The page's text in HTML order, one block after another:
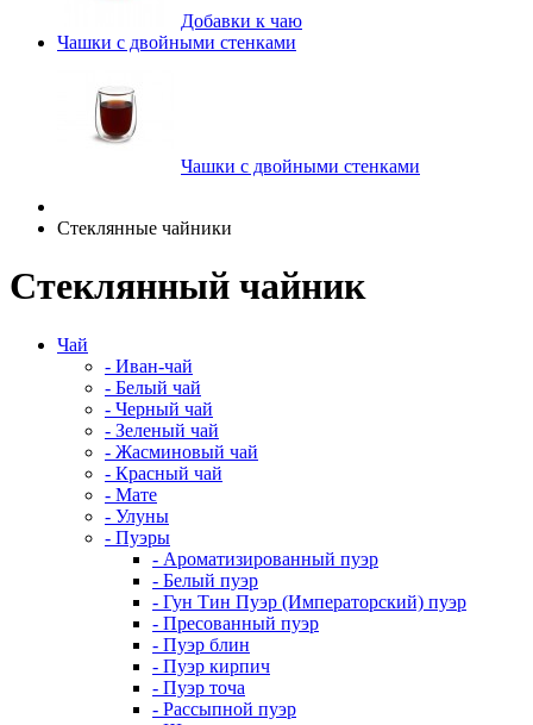
Добавки к чаю
Чашки с двойными стенками
Чашки с двойными стенками
Стеклянные чайники
Стеклянный чайник
Чай
- Иван-чай
- Белый чай
- Черный чай
- Зеленый чай
- Жасминовый чай
- Красный чай
- Мате
- Улуны
- Пуэры
- Ароматизированный пуэр
- Белый пуэр
- Гун Тин Пуэр (Императорский) пуэр
- Пресованный пуэр
- Пуэр блин
- Пуэр кирпич
- Пуэр точа
- Рассыпной пуэр